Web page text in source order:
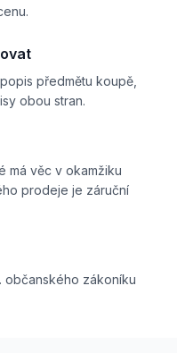
oběma smluvními
jejímu obsahu a
předmětu koupě,
obou stran.
má věc v okamžiku
prodeje je záruční
občanského zákoníku